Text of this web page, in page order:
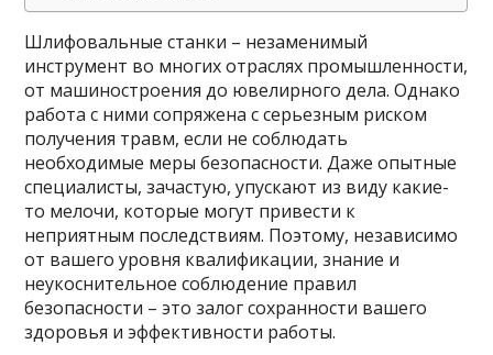
Шлифовальные станки – незаменимый
инструмент во многих отраслях промышленности,
от машиностроения до ювелирного дела. Однако
работа с ними сопряжена с серьезным риском
получения травм, если не соблюдать
необходимые меры безопасности. Даже опытные
специалисты, зачастую, упускают из виду какие-
то мелочи, которые могут привести к
неприятным последствиям. Поэтому, независимо
от вашего уровня квалификации, знание и
неукоснительное соблюдение правил
безопасности – это залог сохранности вашего
здоровья и эффективности работы.